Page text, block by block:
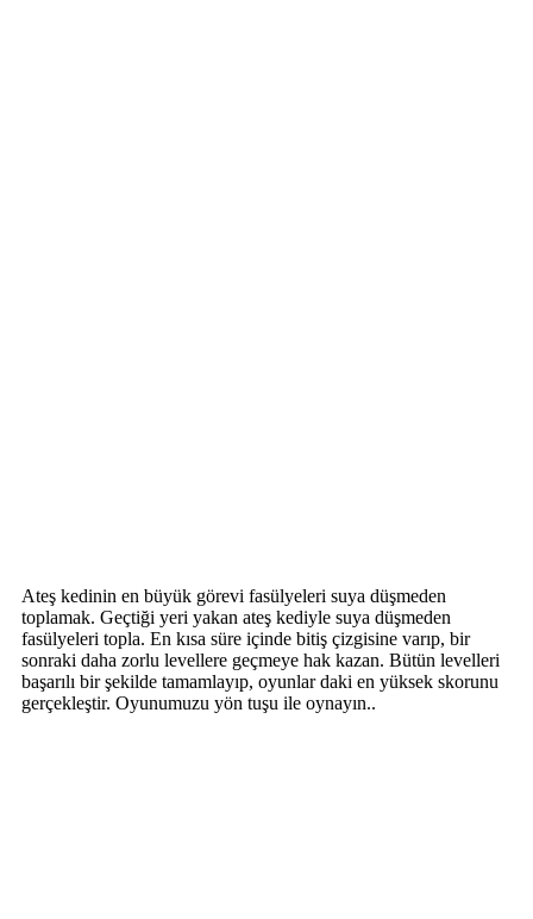
Ateş kedinin en büyük görevi fasülyeleri suya düşmeden
toplamak. Geçtiği yeri yakan ateş kediyle suya düşmeden
fasülyeleri topla. En kısa süre içinde bitiş çizgisine varıp, bir
sonraki daha zorlu levellere geçmeye hak kazan. Bütün levelleri
başarılı bir şekilde tamamlayıp, oyunlar daki en yüksek skorunu
gerçekleştir. Oyunumuzu yön tuşu ile oynayın..